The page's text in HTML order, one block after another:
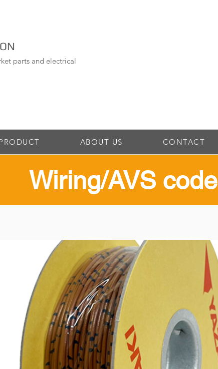
parts and electrical
ABOUT US CONTACT
​Wiring/AVS code